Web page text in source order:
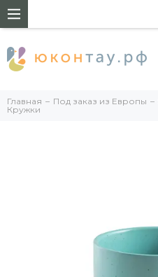
Главная Под заказ из Европы
Кружки